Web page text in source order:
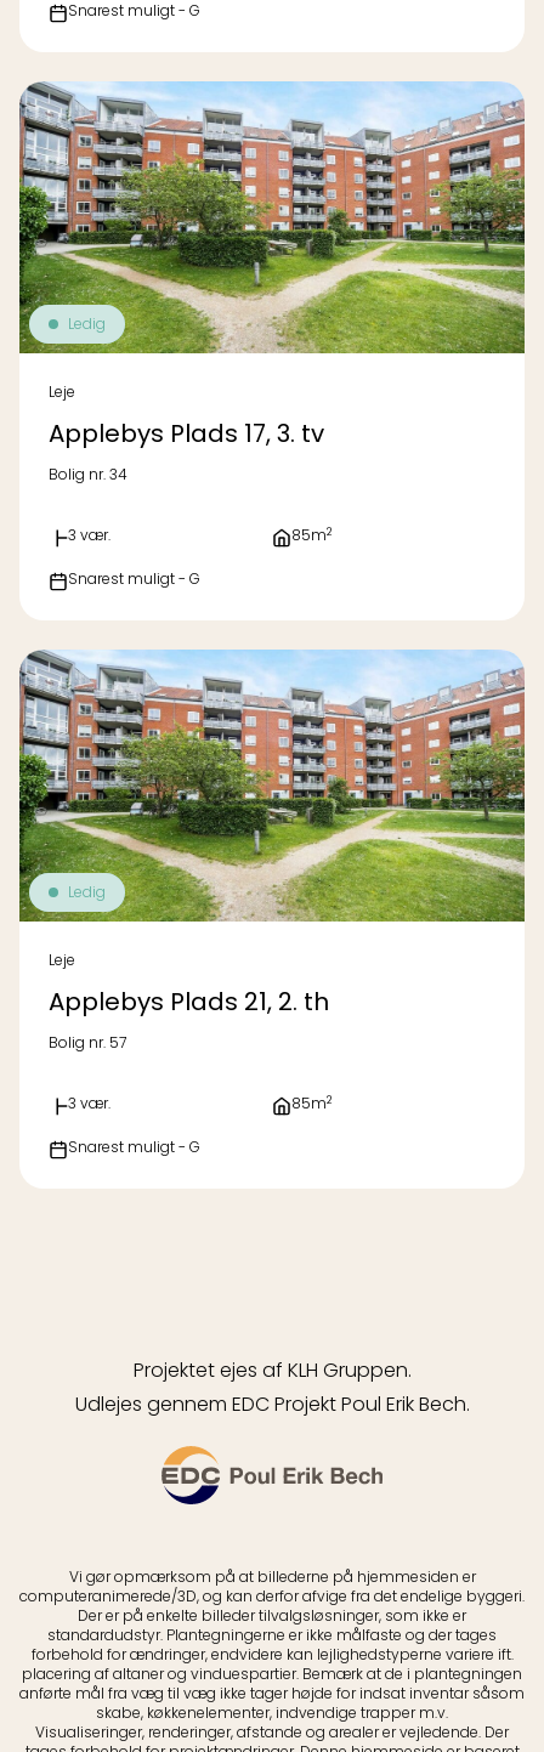
Snarest muligt - G
Ledig
Leje
Applebys Plads 17, 3. tv
Bolig nr. 34
3 vær. 85m2
Snarest muligt - G
Ledig
Leje
Applebys Plads 21, 2. th
Bolig nr. 57
3 vær. 85m2
Snarest muligt - G
Projektet ejes af KLH Gruppen.
Udlejes gennem EDC Projekt Poul Erik Bech.
Vi gør opmærksom på at billederne på hjemmesiden er
computeranimerede/3D, og kan derfor afvige fra det endelige byggeri.
Der er på enkelte billeder tilvalgsløsninger, som ikke er
standardudstyr. Plantegningerne er ikke målfaste og der tages
forbehold for ændringer, endvidere kan lejlighedstyperne variere ift.
placering af altaner og vinduespartier. Bemærk at de i plantegningen
anførte mål fra væg til væg ikke tager højde for indsat inventar såsom
skabe, køkkenelementer, indvendige trapper m.v.
Visualiseringer, renderinger, afstande og arealer er vejledende. Der